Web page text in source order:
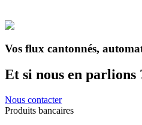
Vos flux cantonnés,
Et si nous en parlions
Nous contacter
Produits bancaires